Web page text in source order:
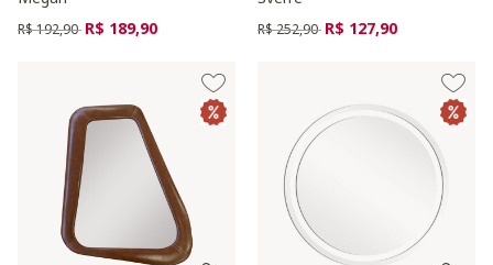
Preço reduzido de
R$ 192,90 para
R$ 189,90 Preço reduzido de
R$ 252,90 para
R$ 127,90